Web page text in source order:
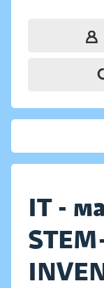
IT -